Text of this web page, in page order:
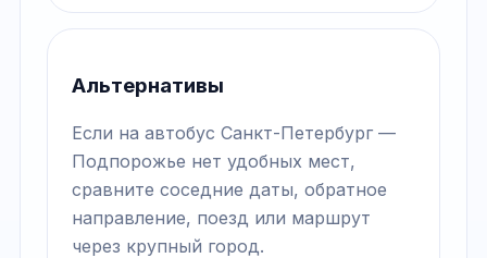
Альтернативы
Если на автобус Санкт-Петербург —
Подпорожье нет удобных мест,
сравните соседние даты, обратное
направление, поезд или маршрут
через крупный город.